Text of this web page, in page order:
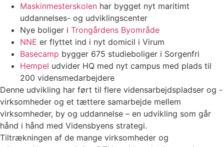
Maskinmesterskolen har bygget nyt maritimt
uddannelses- og udviklingscenter
Nye boliger i Trongårdens Byområde
NNE er flyttet ind i nyt domicil i Virum
Basecamp bygger 675 studieboliger i Sorgenfri
Hempel udvider HQ med nyt campus med plads til
200 vidensmedarbejdere
Denne udvikling har ført til flere vidensarbejdspladser og -
virksomheder og et tættere samarbejde mellem
virksomheder, by og uddannelse – en udvikling som går
hånd i hånd med Vidensbyens strategi.
Tiltrækningen af de mange virksomheder og